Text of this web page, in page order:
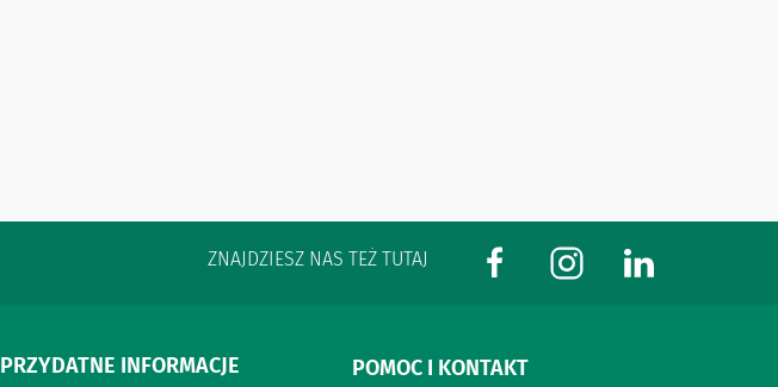
ZNAJDZIESZ NAS TEŻ TUTAJ
PRZYDATNE INFORMACJE POMOC I KONTAKT